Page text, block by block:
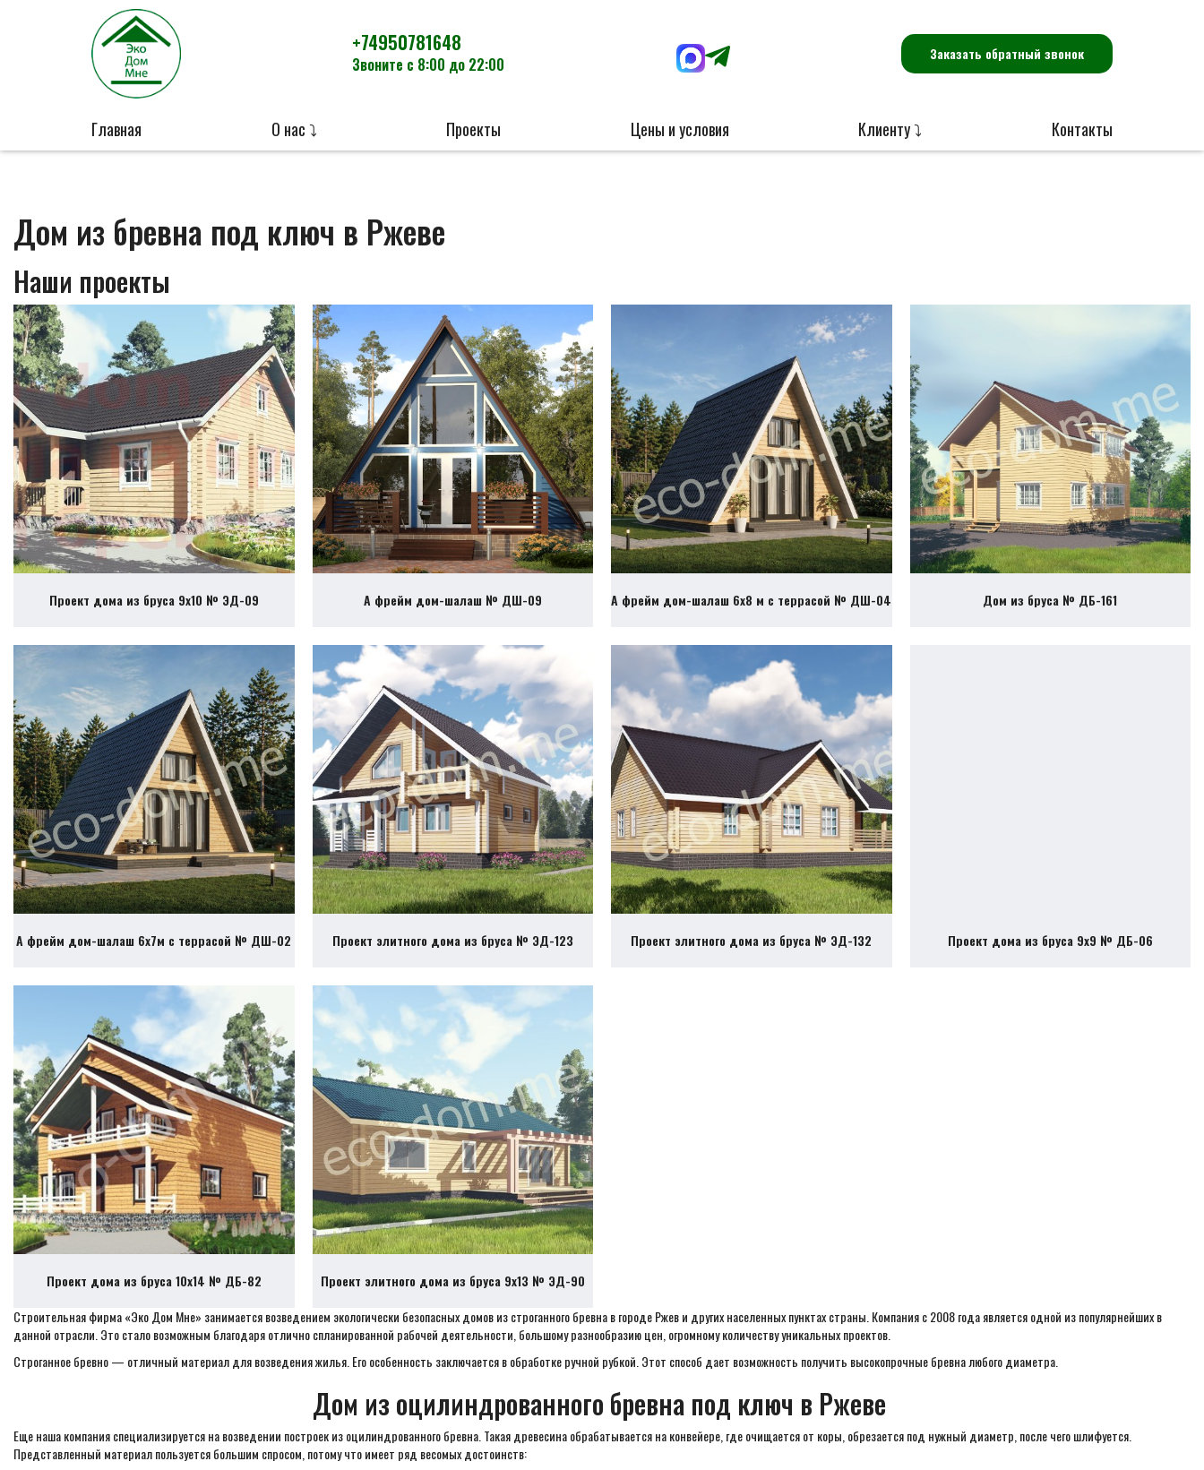
+74950781648
Звоните с 8:00 до 22:00
Заказать обратный звонок
Главная О нас ⤵ Проекты Цены и условия Клиенту ⤵ Контакты
Дом из бревна под ключ в Ржеве
Наши проекты
Проект дома из бруса 9х10 № ЭД-09 А фрейм дом-шалаш № ДШ-09 А фрейм дом-шалаш 6х8 м с террасой № ДШ-04 Дом из бруса № ДБ-161
А фрейм дом-шалаш 6х7м с террасой № ДШ-02 Проект элитного дома из бруса № ЭД-123 Проект элитного дома из бруса № ЭД-132 Проект дома из бруса 9х9 № ДБ-06
Проект дома из бруса 10х14 № ДБ-82
Проект элитного дома из бруса 9х13 № ЭД-90
Строительная фирма «Эко Дом Мне» занимается возведением экологически безопасных домов из строганного бревна в городе Ржев и других населенных пунктах страны. Компания с 2008 года является одной из популярнейших в
данной отрасли. Это стало возможным благодаря отлично спланированной рабочей деятельности, большому разнообразию цен, огромному количеству уникальных проектов.
Строганное бревно — отличный материал для возведения жилья. Его особенность заключается в обработке ручной рубкой. Этот способ дает возможность получить высокопрочные бревна любого диаметра.
Дом из оцилиндрованного бревна под ключ в Ржеве
Еще наша компания специализируется на возведении построек из оцилиндрованного бревна. Такая древесина обрабатывается на конвейере, где очищается от коры, обрезается под нужный диаметр, после чего шлифуется.
Представленный материал пользуется большим спросом, потому что имеет ряд весомых достоинств: